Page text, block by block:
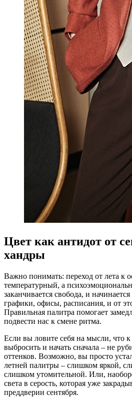
Цвет как антидот от
хандры
Важно понимать: переход от лета к
температурный, а
заканчивается свобода, и
графики, офисы, расписания, и от
Правильная палитра помогает
подвести нас к смене ритма.
Если вы ловите себя на мысли, что к
выбросить и начать сначала – не
оттенков. Возможно, вы просто
летней палитры – слишком яркой,
слишком утомительной. Или,
света в серость, которая уже
преддверии сентября.